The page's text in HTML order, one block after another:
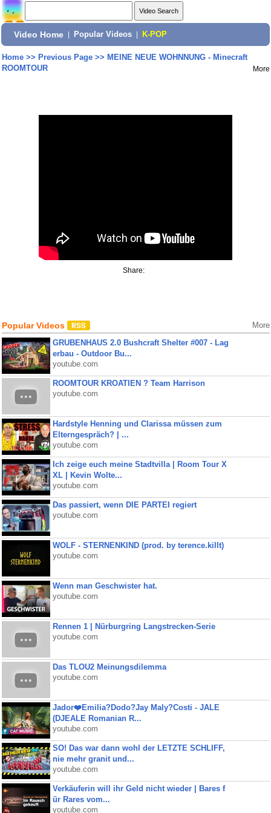
Video Home Popular Videos K-POP
Home>> Previous Page>> MEINE NEUE WOHNNUNG - Minecraft
ROOMTOUR
More
Share:
Popular Videos More
GRUBENHAUS 2.0 Bushcraft Shelter #007 - Lag
erbau - Outdoor Bu...
youtube.com
ROOMTOUR KROATIEN ? Team Harrison
youtube.com
Hardstyle Henning und Clarissa müssen zum
Elterngespräch? | ...
youtube.com
Ich zeige euch meine Stadtvilla | Room Tour X
XL | Kevin Wolte...
youtube.com
Das passiert, wenn DIE PARTEI regiert
youtube.com
WOLF - STERNENKIND (prod. by terence.killt)
youtube.com
Wenn man Geschwister hat.
youtube.com
Rennen 1 | Nürburgring Langstrecken-Serie
youtube.com
Das TLOU2 Meinungsdilemma
youtube.com
Jador❤️Emilia?Dodo?Jay Maly?Costi - JALE
(DJEALE Romanian R...
youtube.com
SO! Das war dann wohl der LETZTE SCHLIFF,
nie mehr granit und...
youtube.com
Verkäuferin will ihr Geld nicht wieder | Bares f
ür Rares vom...
youtube.com